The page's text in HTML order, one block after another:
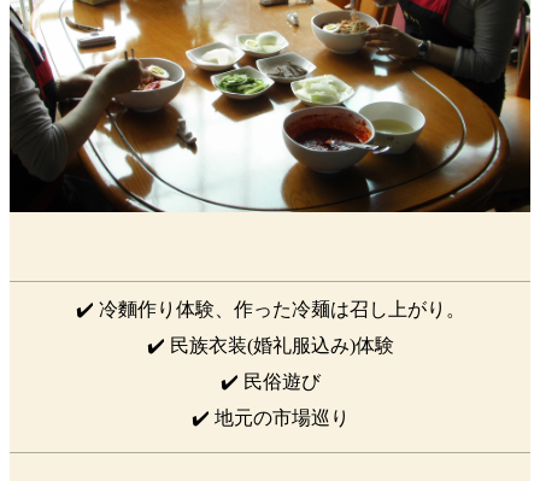
✔️ 冷麵作り体験、作った冷麺は召し上がり。
✔️ 民族衣装(婚礼服込み)体験
✔️ 民俗遊び
✔️ 地元の市場巡り